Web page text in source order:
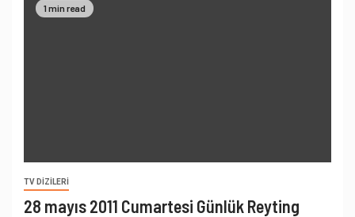
1 min read
TV DIZILERI
28 mayıs 2011 Cumartesi Günlük Reyting